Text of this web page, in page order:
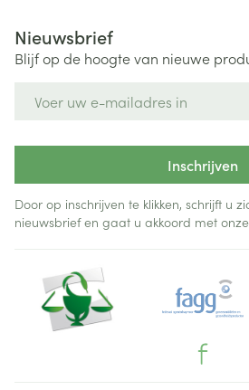
Nieuwsbrief
Blijf op de hoogte van nieuwe
Inschrijven
Door op inschrijven te klikken, schrijft u
nieuwsbrief en gaat u akkoord met onze